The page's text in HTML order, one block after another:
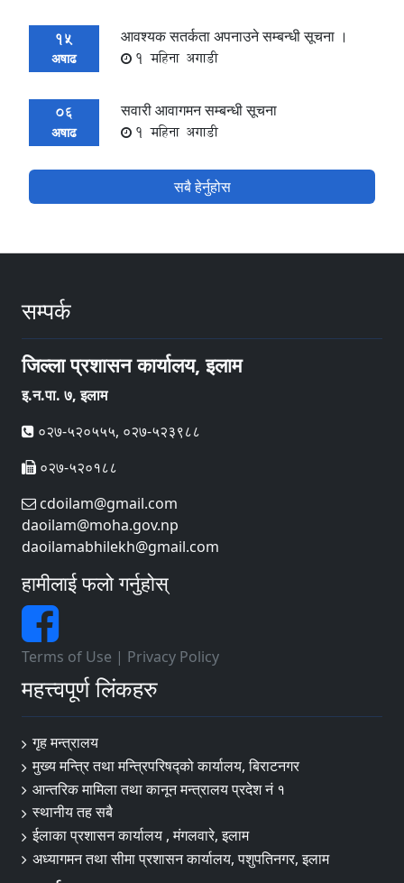
15
अषाढ
आवश्यक सतर्कता अपनाउने सम्बन्धी सूचना ।
1 महिना अगाडी
06
अषाढ
सवारी आवागमन सम्बन्धी सूचना
1 महिना अगाडी
सबै हेर्नुहोस
सम्पर्क
जिल्ला प्रशासन कार्यालय, इलाम
इ‍‍‍‌.न.पा. ७, इलाम
०२७-५२०५५५, ०२७-५२३९८८
०२७-५२०१८८
cdoilam@gmail.com
daoilam@moha.gov.np
daoilamabhilekh@gmail.com
हामीलाई फलो गर्नुहोस्
Terms of Use | Privacy Policy
महत्त्वपूर्ण लिंकहरु
गृह मन्त्रालय
मुख्य मन्त्रि तथा मन्त्रिपरिषद्को कार्यालय, बिराटनगर
आन्तरिक मामिला तथा कानून मन्त्रालय प्रदेश नं १
स्थानीय तह सबै
ईलाका प्रशासन कार्यालय , मंगलवारे, इलाम
अध्यागमन तथा सीमा प्रशासन कार्यालय, पशुपतिनगर, इलाम